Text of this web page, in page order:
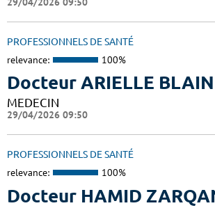
PROFESSIONNELS DE SANTÉ
relevance: 100%
Docteur ARIELLE BLAIN
MEDECIN
29/04/2026 09:50
PROFESSIONNELS DE SANTÉ
relevance: 100%
Docteur HAMID